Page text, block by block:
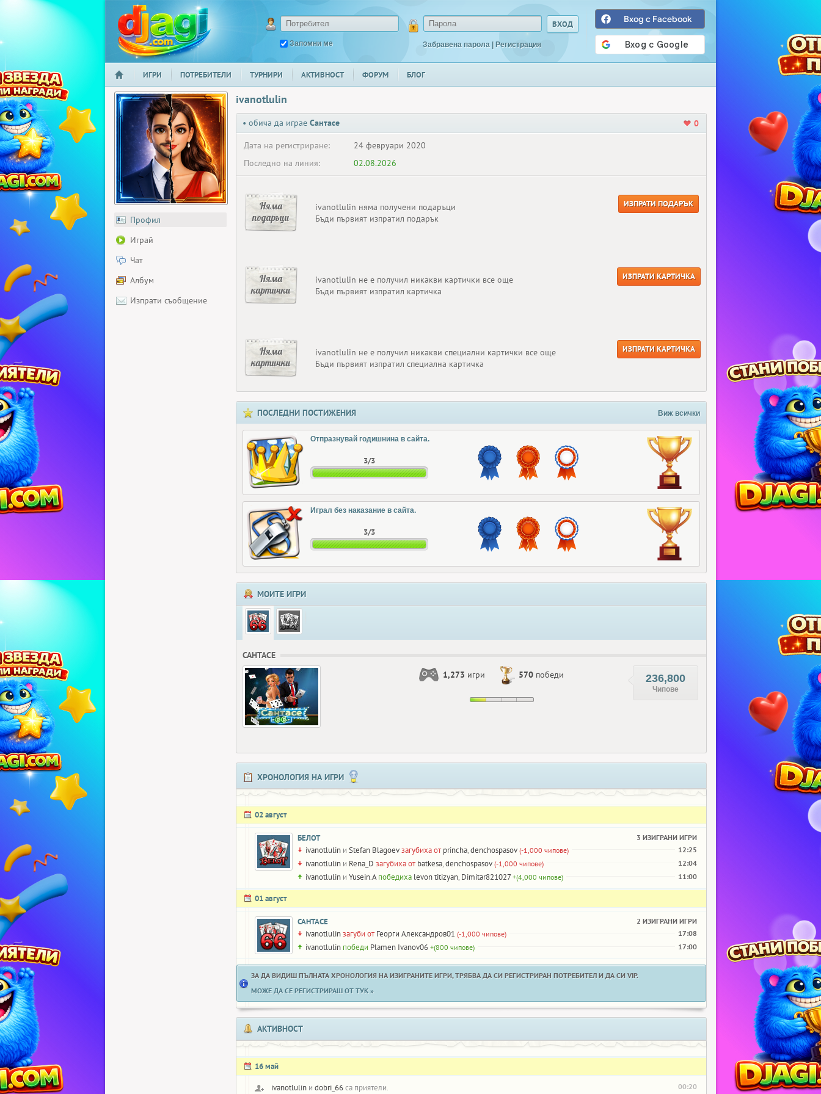
djagi.com
Запомни ме Забравена парола | Регистрация
Вход с Facebook
НАЧАЛО
ИГРИ ПОТРЕБИТЕЛИ ТУРНИРИ АКТИВНОСТ ФОРУМ БЛОГ
Профил
Играй
Чат
Албум
Изпрати съобщение
ivanotlulin
• обича да играе Сантасе
0
Дата на регистриране:
24 февруари 2020
Последно на линия:
02.08.2026
Няма
подаръци
ivanotlulin няма получени подаръци
Бъди първият изпратил подарък
ИЗПРАТИ ПОДАРЪК
Няма
картички
ivanotlulin не е получил никакви картички все още
Бъди първият изпратил картичка
ИЗПРАТИ КАРТИЧКА
Няма
картички
ivanotlulin не е получил никакви специални картички все още
Бъди първият изпратил специална картичка
ИЗПРАТИ КАРТИЧКА
ПОСЛЕДНИ ПОСТИЖЕНИЯ Виж всички
Отпразнувай годишнина в сайта.
3/3
Играл без наказание в сайта.
3/3
МОИТЕ ИГРИ
САНТАСЕ
1,273 игри 570 победи 236,800
Чипове
ХРОНОЛОГИЯ НА ИГРИ
02 август
БЕЛОТ 3 ИЗИГРАНИ ИГРИ
ivanotlulin и Stefan Blagoevзагубиха от princha,denchospasov (-1,000 чипове) 12:25
ivanotlulin и Rena_D загубиха от batkesa,denchospasov (-1,000 чипове) 12:04
ivanotlulin и Yusein.A победиха levon titizyan, Dimitar821027 +(4,000 чипове) 11:00
01 август
САНТАСЕ 2 ИЗИГРАНИ ИГРИ
ivanotlulinзагуби от Георги Александров01 (-1,000 чипове) 17:08
ivanotlulin победи Plamen Ivanov06 +(800 чипове) 17:00
ЗА ДА ВИДИШ ПЪЛНАТА ХРОНОЛОГИЯ НА ИЗИГРАНИТЕ ИГРИ, ТРЯБВА ДА СИ РЕГИСТРИРАН ПОТРЕБИТЕЛ И ДА СИ VIP.
МОЖЕ ДА СЕ РЕГИСТРИРАШ ОТ ТУК »
АКТИВНОСТ
16 май
ivanotlulin и dobri_66са приятели. 00:20